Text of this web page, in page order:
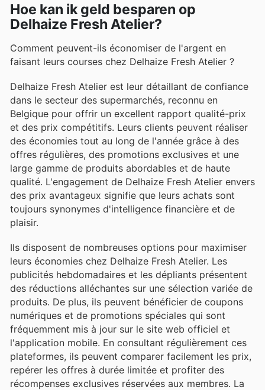
Hoe kan ik geld besparen op
Delhaize Fresh Atelier?
Comment peuvent-ils économiser de l'argent en
faisant leurs courses chez Delhaize Fresh Atelier ?
Delhaize Fresh Atelier est leur détaillant de confiance
dans le secteur des supermarchés, reconnu en
Belgique pour offrir un excellent rapport qualité-prix
et des prix compétitifs. Leurs clients peuvent réaliser
des économies tout au long de l'année grâce à des
offres régulières, des promotions exclusives et une
large gamme de produits abordables et de haute
qualité. L'engagement de Delhaize Fresh Atelier envers
des prix avantageux signifie que leurs achats sont
toujours synonymes d'intelligence financière et de
plaisir.
Ils disposent de nombreuses options pour maximiser
leurs économies chez Delhaize Fresh Atelier. Les
publicités hebdomadaires et les dépliants présentent
des réductions alléchantes sur une sélection variée de
produits. De plus, ils peuvent bénéficier de coupons
numériques et de promotions spéciales qui sont
fréquemment mis à jour sur le site web officiel et
l'application mobile. En consultant régulièrement ces
plateformes, ils peuvent comparer facilement les prix,
repérer les offres à durée limitée et profiter des
récompenses exclusives réservées aux membres. La